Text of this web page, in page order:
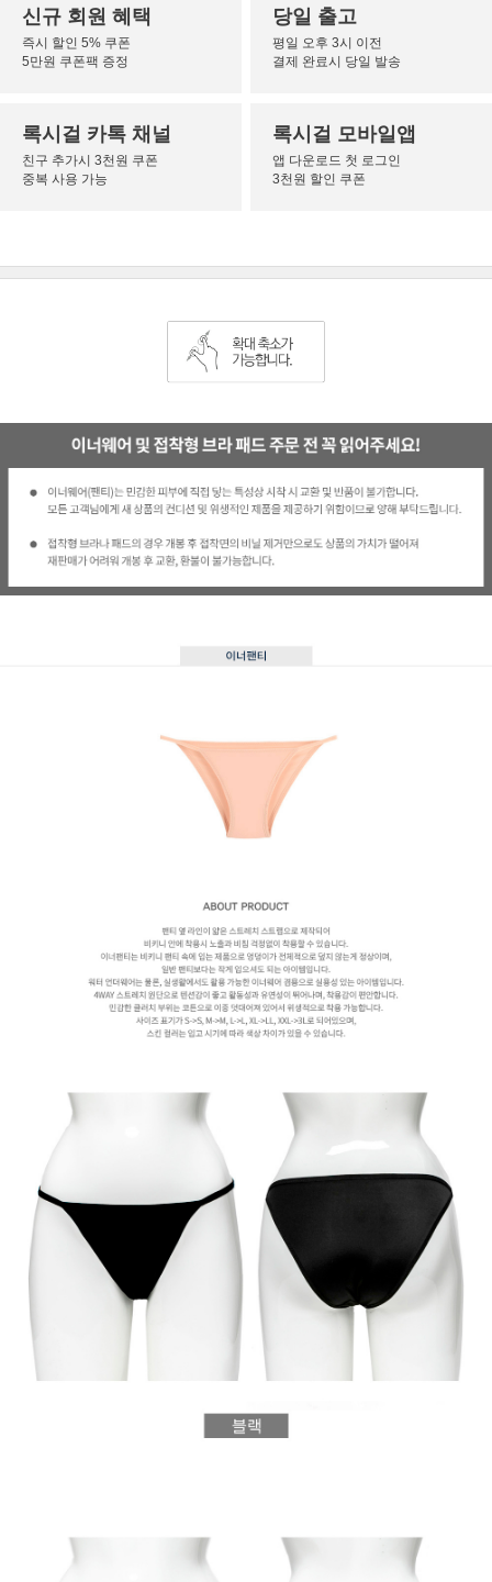
신규 회원 혜택
즉시 할인 5% 쿠폰
5만원 쿠폰팩 증정
당일 출고
평일 오후 3시 이전
결제 완료시 당일 발송
록시걸 카톡 채널
친구 추가시 3천원 쿠폰
중복 사용 가능
록시걸 모바일앱
앱 다운로드 첫 로그인
3천원 할인 쿠폰